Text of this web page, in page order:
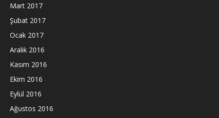
Mart 2017
Şubat 2017
Ocak 2017
Aralık 2016
Kasım 2016
Ekim 2016
Eylül 2016
Ağustos 2016